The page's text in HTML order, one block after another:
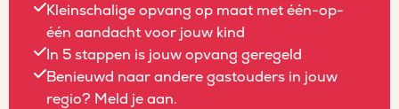
Kleinschalige opvang op maat met één-op-
één aandacht voor jouw kind
In 5 stappen is jouw opvang geregeld
Benieuwd naar andere gastouders in jouw
regio? Meld je aan.